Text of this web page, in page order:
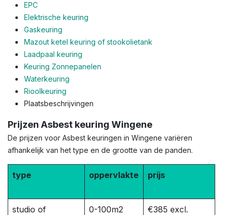
EPC
Elektrische keuring
Gaskeuring
Mazout ketel keuring of stookolietank
Laadpaal keuring
Keuring Zonnepanelen
Waterkeuring
Rioolkeuring
Plaatsbeschrijvingen
Prijzen Asbest keuring Wingene
De prijzen voor Asbest keuringen in Wingene variëren
afhankelijk van het type en de grootte van de panden.
type oppervlakte prijs
studio of
0-100m2
€385 excl.